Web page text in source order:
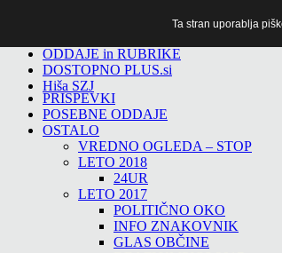
ODDAJE in RUBRIKE
DOSTOPNO PLUS.si
Hiša SZJ
PRISPEVKI
POSEBNE ODDAJE
OSTALO
VREDNO OGLEDA – STOP
LETO 2018
24UR
LETO 2017
POLITIČNO OKO
INFO ZNAKOVNIK
GLAS OBČINE
Ta stran uporablja